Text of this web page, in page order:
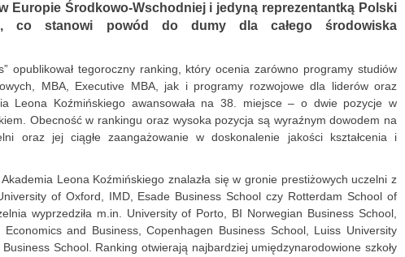
Europie Środkowo-Wschodniej i jedyną reprezentantką Polski
co stanowi powód do dumy dla całego środowiska
opublikował tegoroczny ranking, który ocenia zarówno programy studiów
MBA, Executive MBA, jak i programy rozwojowe dla liderów oraz
Leona Koźmińskiego awansowała na 38. miejsce – o dwie pozycje w
Obecność w rankingu oraz wysoka pozycja są wyraźnym dowodem na
oraz jej ciągłe zaangażowanie w doskonalenie jakości kształcenia i
Leona Koźmińskiego znalazła się w gronie prestiżowych uczelni z
of Oxford, IMD, Esade Business School czy Rotterdam School of
wyprzedziła m.in. University of Porto, BI Norwegian Business School,
and Business, Copenhagen Business School, Luiss University
School. Ranking otwierają najbardziej umiędzynarodowione szkoły